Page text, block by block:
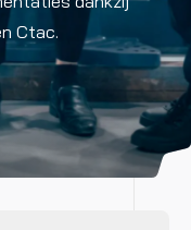
Ctac.